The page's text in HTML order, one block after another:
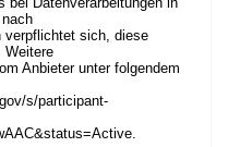
verpflichtet sich, diese
Weitere
Anbieter unter folgendem
s/participant-
.